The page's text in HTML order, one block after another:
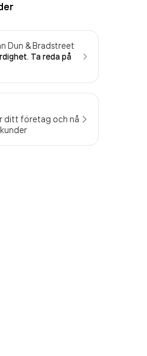
Dun & Bradstreet
Ta reda på
ditt företag och nå